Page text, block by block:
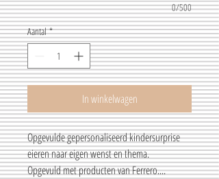
0/500
Aantal *
In winkelwagen
Opgevulde gepersonaliseerd kindersurprise
eieren naar eigen wenst en thema.
Opgevuld met producten van Ferrero....